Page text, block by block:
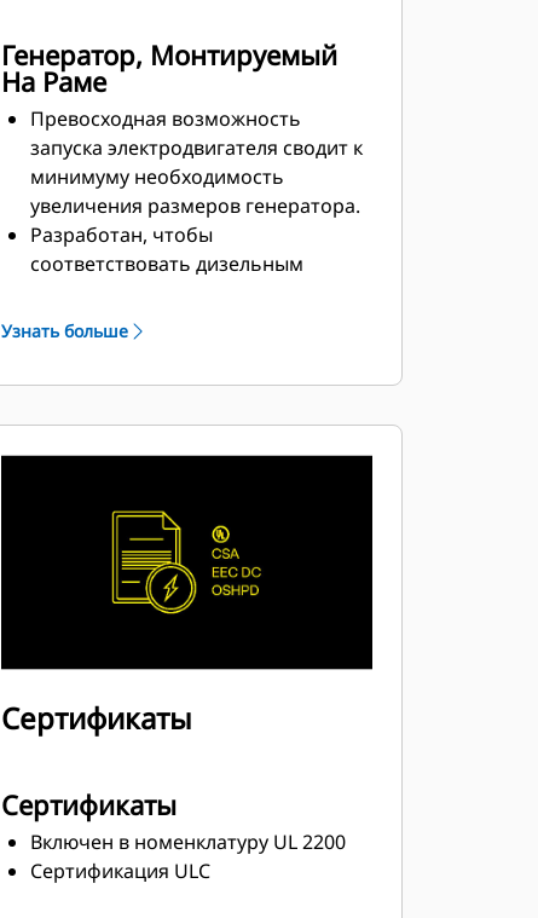
Генератор, Монтируемый
На Раме
Превосходная возможность
запуска электродвигателя сводит к
минимуму необходимость
увеличения размеров генератора.
Разработан, чтобы
соответствовать дизельным
производительности и
Надежная система изоляции, класс
Узнать больше
Сертификаты
Сертификаты
Включен в номенклатуру UL 2200
Сертификация ULC